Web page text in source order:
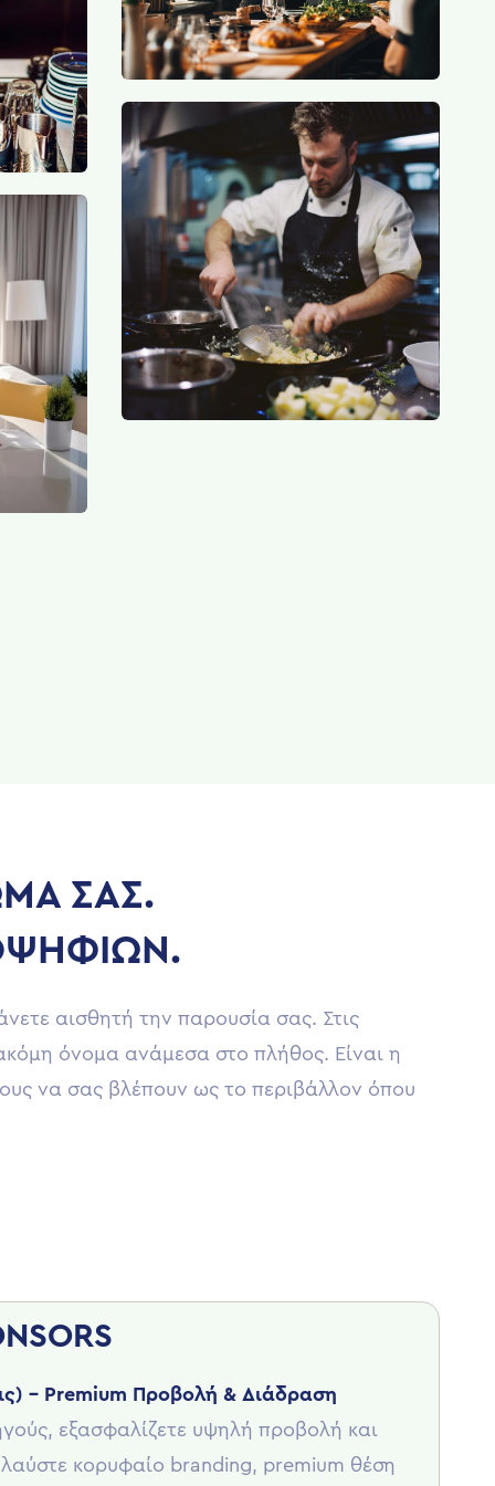
ΣΑΣ.
αισθητή την παρουσία σας. Στις
όνομα ανάμεσα στο πλήθος. Είναι η
να σας βλέπουν ως το περιβάλλον όπου
– Premium Προβολή & Διάδραση
εξασφαλίζετε υψηλή προβολή και
κορυφαίο branding, premium θέση